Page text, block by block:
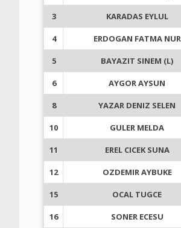
3 KARADAS EYLUL
4 ERDOGAN FATMA NUR
5 BAYAZIT SINEM (L)
6 AYGOR AYSUN
8 YAZAR DENIZ SELEN
10 GULER MELDA
11 EREL CICEK SUNA
12 OZDEMIR AYBUKE
15 OCAL TUGCE
16 SONER ECESU